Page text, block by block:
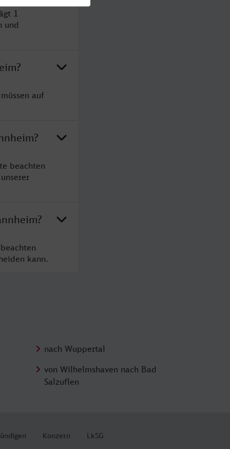
1
und
auf
beachten
kann.
nach Wuppertal
von Wilhelmshaven nach Bad
Salzuflen
Konzern LkSG